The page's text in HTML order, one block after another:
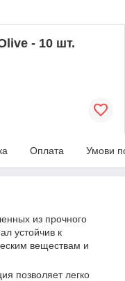
- 10 шт.
Оплата Умови
из прочного
устойчив к
веществам и
позволяет легко